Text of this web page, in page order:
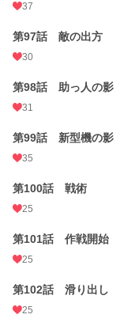
37
第97話 敵の出方
30
第98話 助っ人の影
31
第99話 新型機の影
35
第100話 戦術
25
第101話 作戦開始
25
第102話 滑り出し
25